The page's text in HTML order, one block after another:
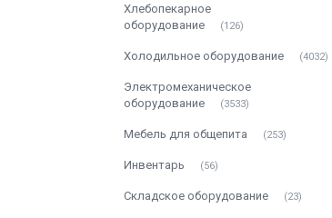
Хлебопекарное
оборудование
126
Холодильное оборудование 4032
Электромеханическое
оборудование
3533
Мебель для общепита 253
Инвентарь 56
Складское оборудование 23